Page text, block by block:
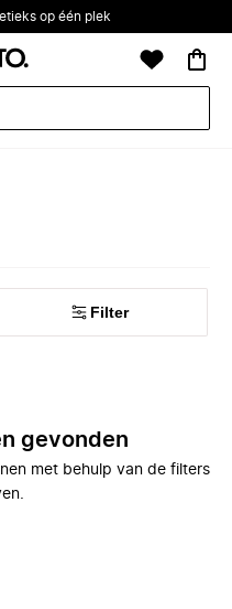
op één plek
Filter
gevonden
met behulp van de filters